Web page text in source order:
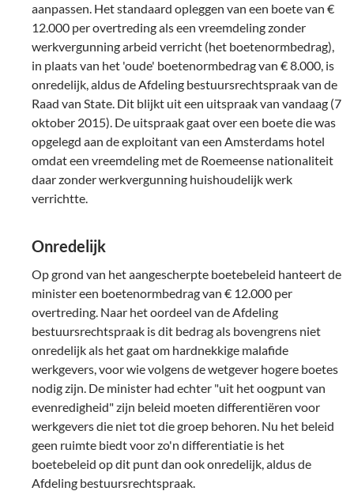
aanpassen. Het standaard opleggen van een boete van €
12.000 per overtreding als een vreemdeling zonder
werkvergunning arbeid verricht (het boetenormbedrag),
in plaats van het 'oude' boetenormbedrag van € 8.000, is
onredelijk, aldus de Afdeling bestuursrechtspraak van de
Raad van State. Dit blijkt uit een uitspraak van vandaag (7
oktober 2015). De uitspraak gaat over een boete die was
opgelegd aan de exploitant van een Amsterdams hotel
omdat een vreemdeling met de Roemeense nationaliteit
daar zonder werkvergunning huishoudelijk werk
verrichtte.
Onredelijk
Op grond van het aangescherpte boetebeleid hanteert de
minister een boetenormbedrag van € 12.000 per
overtreding. Naar het oordeel van de Afdeling
bestuursrechtspraak is dit bedrag als bovengrens niet
onredelijk als het gaat om hardnekkige malafide
werkgevers, voor wie volgens de wetgever hogere boetes
nodig zijn. De minister had echter "uit het oogpunt van
evenredigheid" zijn beleid moeten differentiëren voor
werkgevers die niet tot die groep behoren. Nu het beleid
geen ruimte biedt voor zo'n differentiatie is het
boetebeleid op dit punt dan ook onredelijk, aldus de
Afdeling bestuursrechtspraak.